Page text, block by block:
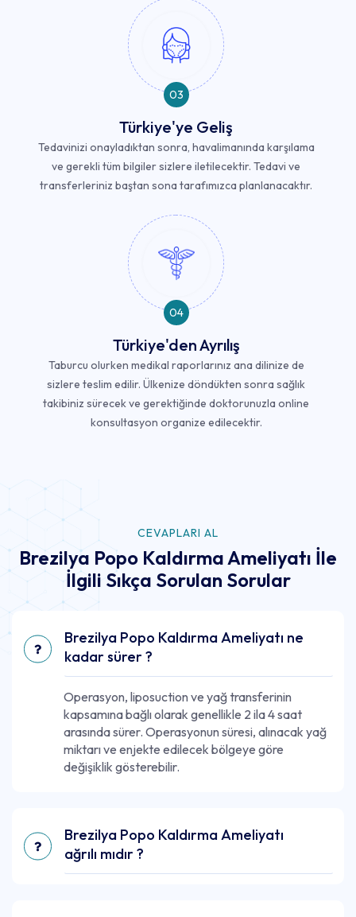
03
Türkiye'ye Geliş
Tedavinizi onayladıktan sonra, havalimanında karşılama
ve gerekli tüm bilgiler sizlere iletilecektir. Tedavi ve
transferleriniz baştan sona tarafımızca planlanacaktır.
04
Türkiye'den Ayrılış
Taburcu olurken medikal raporlarınız ana dilinize de
sizlere teslim edilir. Ülkenize döndükten sonra sağlık
takibiniz sürecek ve gerektiğinde doktorunuzla online
konsultasyon organize edilecektir.
CEVAPLARI AL
Brezilya Popo Kaldırma Ameliyatı İle
İlgili Sıkça Sorulan Sorular
Brezilya Popo Kaldırma Ameliyatı ne
kadar sürer ?
Operasyon, liposuction ve yağ transferinin
kapsamına bağlı olarak genellikle 2 ila 4 saat
arasında sürer. Operasyonun süresi, alınacak yağ
miktarı ve enjekte edilecek bölgeye göre
değişiklik gösterebilir.
Brezilya Popo Kaldırma Ameliyatı
ağrılı mıdır ?